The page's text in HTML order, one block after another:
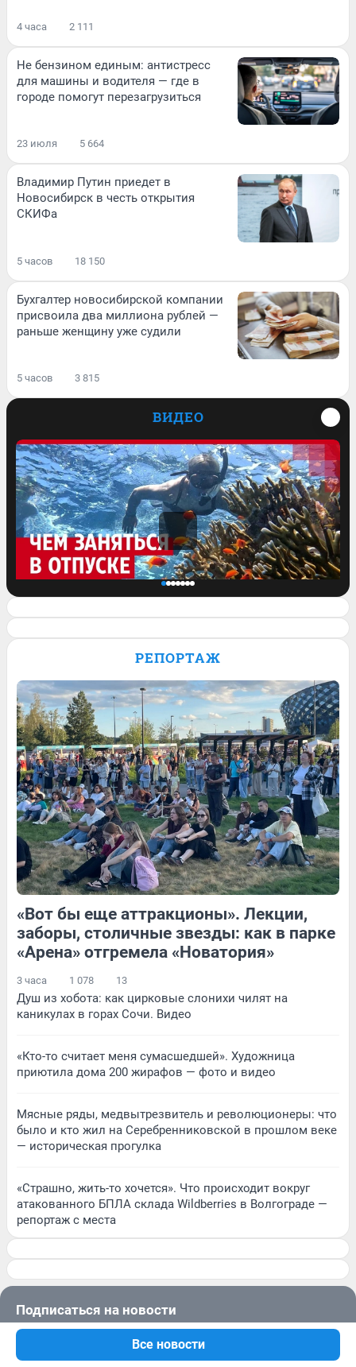
Все новости
4 часа 2 111
Не бензином единым: антистресс
для машины и водителя — где в
городе помогут перезагрузиться
23 июля 5 664
Владимир Путин приедет в
Новосибирск в честь открытия
СКИФа
5 часов 18 150
Бухгалтер новосибирской компании
присвоила два миллиона рублей —
раньше женщину уже судили
5 часов 3 815
ВИДЕО
приятные ощущения»: туристка
3 Обсудить
17 Обсудить Обсудить
44 Обсудить 222 1
РЕПОРТАЖ
«Вот бы еще аттракционы». Лекции,
заборы, столичные звезды: как в парке
«Арена» отгремела «Новатория»
3 часа 1 078 13
Душ из хобота: как цирковые слонихи чилят на
каникулах в горах Сочи. Видео
«Кто-то считает меня сумасшедшей». Художница
приютила дома 200 жирафов — фото и видео
Мясные ряды, медвытрезвитель и революционеры: что
было и кто жил на Серебренниковской в прошлом веке
— историческая прогулка
«Страшно, жить-то хочется». Что происходит вокруг
атакованного БПЛА склада Wildberries в Волгограде —
репортаж с места
Подписаться на новости
Сообщить новость